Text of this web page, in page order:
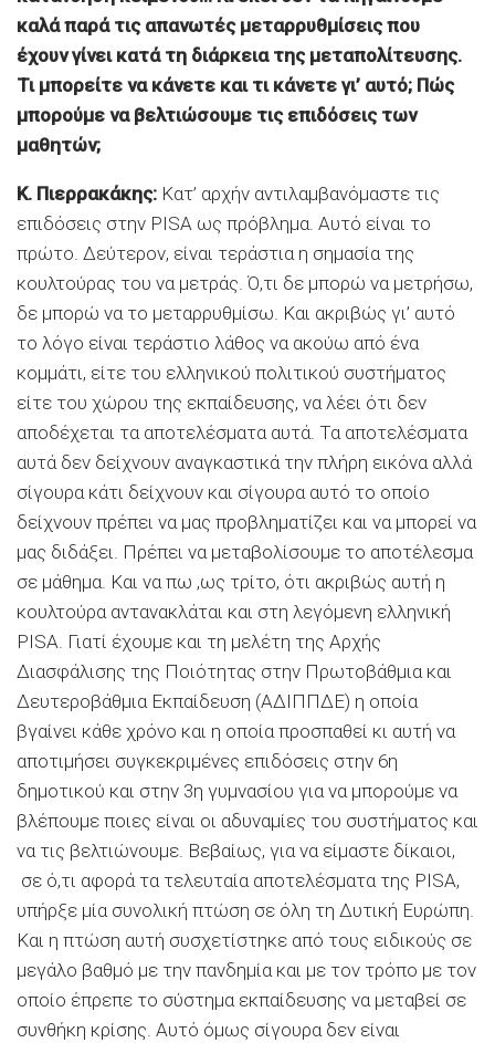
καλά παρά τις απανωτές μεταρρυθμίσεις που
έχουν γίνει κατά τη διάρκεια της μεταπολίτευσης.
Τι μπορείτε να κάνετε και τι κάνετε γι’ αυτό; Πώς
μπορούμε να βελτιώσουμε τις επιδόσεις των
μαθητών;
Κ. Πιερρακάκης: Κατ’ αρχήν αντιλαμβανόμαστε τις
επιδόσεις στην PISA ως πρόβλημα. Αυτό είναι το
πρώτο. Δεύτερον, είναι τεράστια η σημασία της
κουλτούρας του να μετράς. Ό,τι δε μπορώ να μετρήσω,
δε μπορώ να το μεταρρυθμίσω. Και ακριβώς γι’ αυτό
το λόγο είναι τεράστιο λάθος να ακούω από ένα
κομμάτι, είτε του ελληνικού πολιτικού συστήματος
είτε του χώρου της εκπαίδευσης, να λέει ότι δεν
αποδέχεται τα αποτελέσματα αυτά. Τα αποτελέσματα
αυτά δεν δείχνουν αναγκαστικά την πλήρη εικόνα αλλά
σίγουρα κάτι δείχνουν και σίγουρα αυτό το οποίο
δείχνουν πρέπει να μας προβληματίζει και να μπορεί να
μας διδάξει. Πρέπει να μεταβολίσουμε το αποτέλεσμα
σε μάθημα. Και να πω ,ως τρίτο, ότι ακριβώς αυτή η
κουλτούρα αντανακλάται και στη λεγόμενη ελληνική
PISA. Γιατί έχουμε και τη μελέτη της Αρχής
Διασφάλισης της Ποιότητας στην Πρωτοβάθμια και
Δευτεροβάθμια Εκπαίδευση (ΑΔΙΠΠΔΕ) η οποία
βγαίνει κάθε χρόνο και η οποία προσπαθεί κι αυτή να
αποτιμήσει συγκεκριμένες επιδόσεις στην 6η
δημοτικού και στην 3η γυμνασίου για να μπορούμε να
βλέπουμε ποιες είναι οι αδυναμίες του συστήματος και
να τις βελτιώνουμε. Βεβαίως, για να είμαστε δίκαιοι,
σε ό,τι αφορά τα τελευταία αποτελέσματα της PISA,
υπήρξε μία συνολική πτώση σε όλη τη Δυτική Ευρώπη.
Και η πτώση αυτή συσχετίστηκε από τους ειδικούς σε
μεγάλο βαθμό με την πανδημία και με τον τρόπο με τον
οποίο έπρεπε το σύστημα εκπαίδευσης να μεταβεί σε
συνθήκη κρίσης. Αυτό όμως σίγουρα δεν είναι